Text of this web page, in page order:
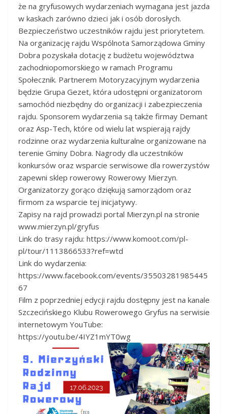
że na gryfusowych wydarzeniach wymagana jest jazda
w kaskach zarówno dzieci jak i osób dorosłych.
Bezpieczeństwo uczestników rajdu jest priorytetem.
Na organizację rajdu Wspólnota Samorządowa Gminy
Dobra pozyskała dotację z budżetu województwa
zachodniopomorskiego w ramach Programu
Społecznik. Partnerem Motoryzacyjnym wydarzenia
będzie Grupa Gezet, która udostępni organizatorom
samochód niezbędny do organizacji i zabezpieczenia
rajdu. Sponsorem wydarzenia są także firmay Demant
oraz Asp-Tech, które od wielu lat wspierają rajdy
rodzinne oraz wydarzenia kulturalne organizowane na
terenie Gminy Dobra. Nagrody dla uczestników
konkursów oraz wsparcie serwisowe dla rowerzystów
zapewni sklep rowerowy Rowerowy Mierzyn.
Organizatorzy gorąco dziękują samorządom oraz
firmom za wsparcie tej inicjatywy.
Zapisy na rajd prowadzi portal Mierzyn.pl na stronie
www.mierzyn.pl/gryfus
Link do trasy rajdu: https://www.komoot.com/pl-
pl/tour/1113866533?ref=wtd
Link do wydarzenia:
https://www.facebook.com/events/35503281985445
67
Film z poprzedniej edycji rajdu dostępny jest na kanale
Szczecińskiego Klubu Rowerowego Gryfus na serwisie
internetowym YouTube:
https://youtu.be/4IYZ1mYT0wg